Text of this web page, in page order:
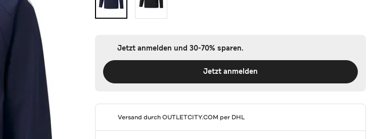
Jetzt anmelden und 30-70% sparen.
Jetzt anmelden
Versand durchOUTLETCITY.COM per DHL